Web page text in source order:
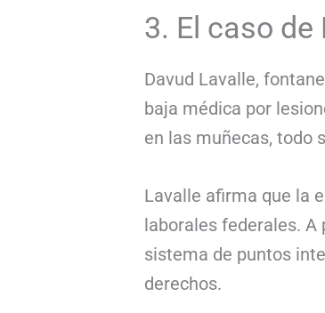
3. El caso
Davud Lavalle,
baja médica por
en las muñecas, todo
Lavalle afirma que la
laborales federales. A
sistema de puntos
derechos.